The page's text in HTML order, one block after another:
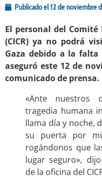
Publicado el12 de noviembre
El personal del
(CICR) ya no podrá
Gaza debido a la falta
aseguró este 12 de
comunicado de prensa.
«Ante nuestros
tragedia humana
llama día y noche,
su puerta por
rogándonos que
lugar seguro»,
de la oficina del